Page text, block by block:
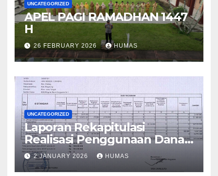
UNCATEGORIZED
APEL PAGI RAMADHAN 1447
H
26 FEBRUARY 2026 HUMAS
UNCATEGORIZED
Laporan Rekapitulasi
Realisasi Penggunaan Dana
BOS Reguler Tahap 2 Tahun
2025
2 JANUARY 2026 HUMAS